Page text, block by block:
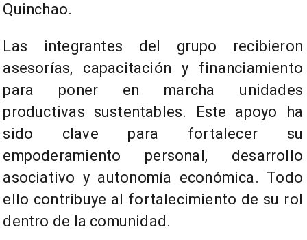
Quinchao.
Las integrantes del grupo recibieron
asesorías, capacitación y financiamiento
para poner en marcha unidades
productivas sustentables. Este apoyo ha
sido clave para fortalecer su
empoderamiento personal, desarrollo
asociativo y autonomía económica. Todo
ello contribuye al fortalecimiento de su rol
dentro de la comunidad.